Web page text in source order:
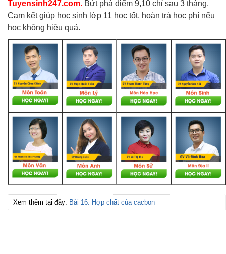
Tuyensinh247.com. Bứt phá điểm 9,10 chỉ sau 3 tháng.
Cam kết giúp học sinh lớp 11 học tốt, hoàn trả học phí nếu
học không hiệu quả.
Xem thêm tại đây: Bài 16: Hợp chất của cacbon